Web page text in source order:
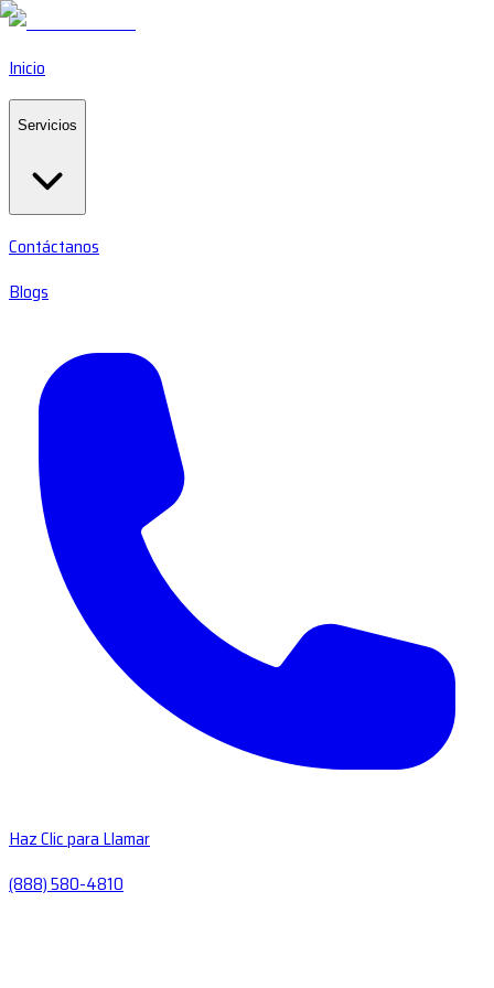
Inicio
Servicios
Contáctanos
Blogs
Haz Clic para Llamar
(888) 580-4810